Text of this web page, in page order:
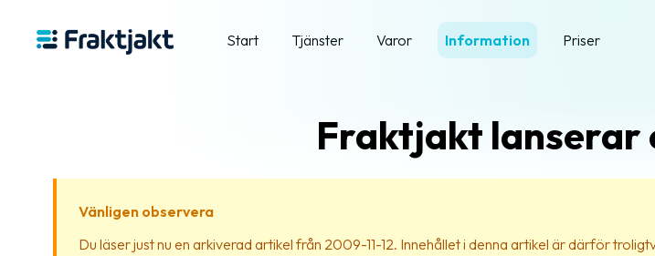
Start Tjänster Varor Information Priser
Fraktjakt lanserar
Vänligen observera
Du läser just nu en arkiverad artikel från 2009-11-12. Innehållet i denna artikel är därför